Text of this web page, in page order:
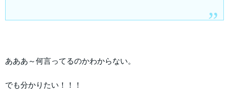
あああ～何言ってるのかわからない。
でも分かりたい！！！